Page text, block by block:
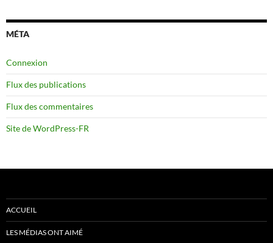
MÉTA
Connexion
Flux des publications
Flux des commentaires
Site de WordPress-FR
ACCUEIL
LES MÉDIAS ONT AIMÉ